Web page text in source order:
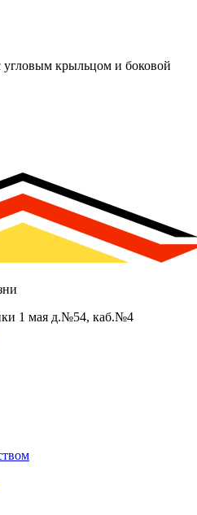
угловым крыльцом и боковой
1 мая д.№54, каб.№4